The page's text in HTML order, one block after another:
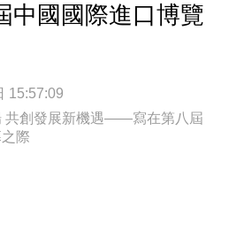
國國際進口博覽
15:57:09
共創發展新機遇——寫在第八屆
際